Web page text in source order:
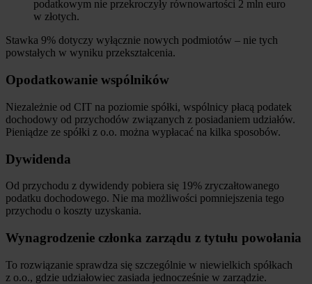
podatkowym nie przekroczyły równowartości 2 mln euro
w złotych.
Stawka 9% dotyczy wyłącznie nowych podmiotów – nie tych
powstałych w wyniku przekształcenia.
Opodatkowanie wspólników
Niezależnie od CIT na poziomie spółki, wspólnicy płacą podatek
dochodowy od przychodów związanych z posiadaniem udziałów.
Pieniądze ze spółki z o.o. można wypłacać na kilka sposobów.
Dywidenda
Od przychodu z dywidendy pobiera się 19% zryczałtowanego
podatku dochodowego. Nie ma możliwości pomniejszenia tego
przychodu o koszty uzyskania.
Wynagrodzenie członka zarządu z tytułu powołania
To rozwiązanie sprawdza się szczególnie w niewielkich spółkach
z o.o., gdzie udziałowiec zasiada jednocześnie w zarządzie.